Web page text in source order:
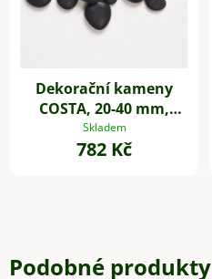
Dekorační kameny
COSTA, 20-40 mm,
plast, černá
Skladem
782 Kč
Podobné produkty